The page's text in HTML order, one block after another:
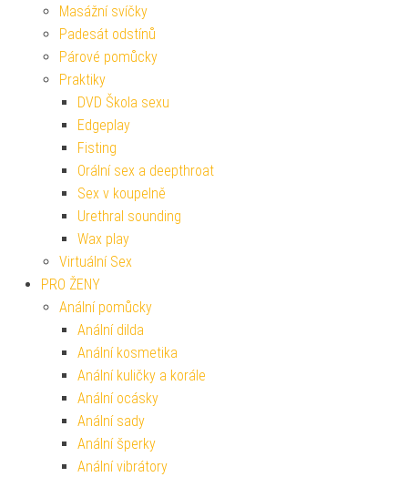
Masážní svíčky
Padesát odstínů
Párové pomůcky
Praktiky
DVD Škola sexu
Edgeplay
Fisting
Orální sex a deepthroat
Sex v koupelně
Urethral sounding
Wax play
Virtuální Sex
PRO ŽENY
Anální pomůcky
Anální dilda
Anální kosmetika
Anální kuličky a korále
Anální ocásky
Anální sady
Anální šperky
Anální vibrátory